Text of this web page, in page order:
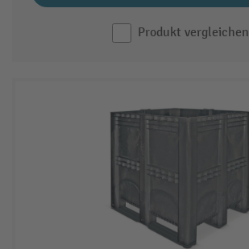
Produkt vergleichen